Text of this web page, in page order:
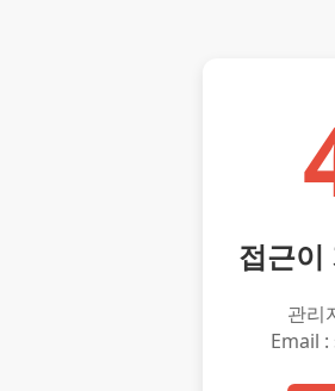
접근이
관리
Email